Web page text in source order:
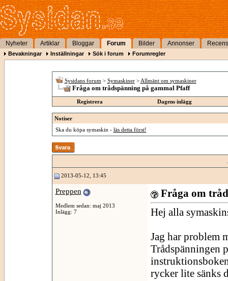
Nyheter Artiklar Bloggar Forum Bilder Annonser
Bevakningar Inställningar Sök i forum Forumregler
Sysidans forum > Symaskiner > Allmänt om symaskiner
Fråga om trådspänning på gammal Pfaff
Registrera Dagens inlägg
Notiser
Ska du köpa symaskin - läs detta först!
2013-05-12, 13:45
Preppen
Medlem sedan: maj 2013
Inlägg: 7
Fråga om
Hej alla
Jag har problem
Trådspänningen
rycker lite sänks